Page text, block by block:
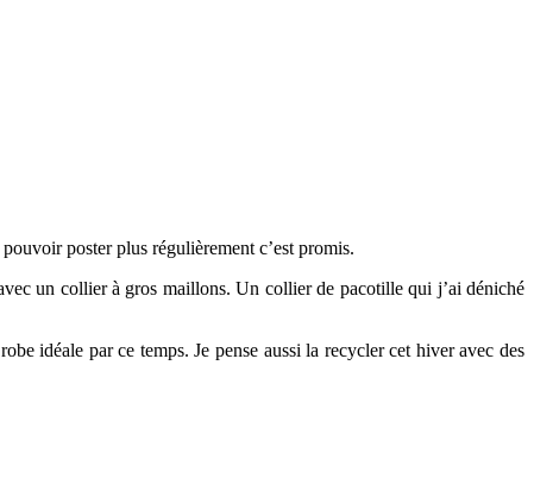
poster plus régulièrement c’est promis.
un collier à gros maillons. Un collier de pacotille qui j’ai déniché
idéale par ce temps. Je pense aussi la recycler cet hiver avec des